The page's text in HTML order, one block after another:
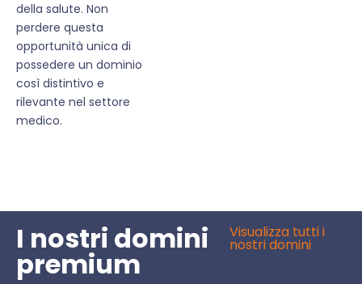
della salute. Non
perdere questa
opportunità unica di
possedere un dominio
così distintivo e
rilevante nel settore
medico.
I nostri domini
premium
Visualizza tutti i
nostri domini